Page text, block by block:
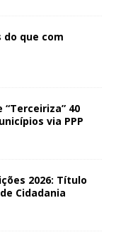
do que com
“Terceiriza” 40
via PPP
2026: Título
Cidadania